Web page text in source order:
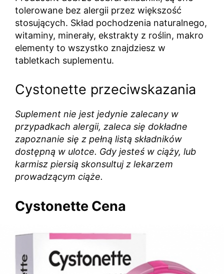
tolerowane bez alergii przez większość
stosujących. Skład pochodzenia naturalnego,
witaminy, minerały, ekstrakty z roślin, makro
elementy to wszystko znajdziesz w
tabletkach suplementu.
Cystonette przeciwskazania
Suplement nie jest jedynie zalecany w
przypadkach alergii, zaleca się dokładne
zapoznanie się z pełną listą składników
dostępną w ulotce. Gdy jesteś w ciąży, lub
karmisz piersią skonsultuj z lekarzem
prowadzącym ciąże.
Cystonette Cena